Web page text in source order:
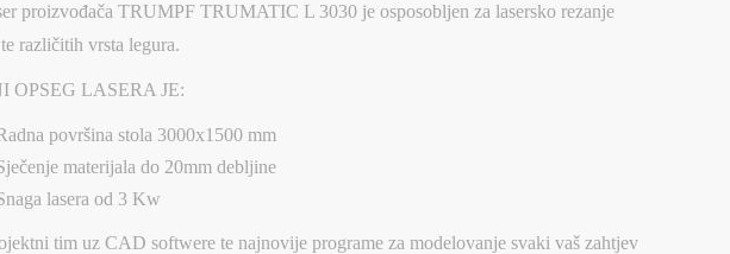
proizvođača TRUMPF TRUMATIC L 3030 je osposobljen za lasersko rezanje
različitih vrsta legura.
OPSEG LASERA JE:
površina stola 3000x1500 mm
materijala do 20mm debljine
lasera od 3 Kw
tim uz CAD softwere te najnovije programe za modelovanje svaki vaš zahtjev